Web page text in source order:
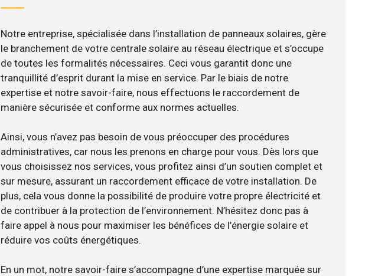
Notre entreprise, spécialisée dans l’installation de panneaux solaires, gère
le branchement de votre centrale solaire au réseau électrique et s’occupe
de toutes les formalités nécessaires. Ceci vous garantit donc une
tranquillité d’esprit durant la mise en service. Par le biais de notre
expertise et notre savoir-faire, nous effectuons le raccordement de
manière sécurisée et conforme aux normes actuelles.
Ainsi, vous n’avez pas besoin de vous préoccuper des procédures
administratives, car nous les prenons en charge pour vous. Dès lors que
vous choisissez nos services, vous profitez ainsi d’un soutien complet et
sur mesure, assurant un raccordement efficace de votre installation. De
plus, cela vous donne la possibilité de produire votre propre électricité et
de contribuer à la protection de l’environnement. N’hésitez donc pas à
faire appel à nous pour maximiser les bénéfices de l’énergie solaire et
réduire vos coûts énergétiques.
En un mot, notre savoir-faire s’accompagne d’une expertise marquée sur